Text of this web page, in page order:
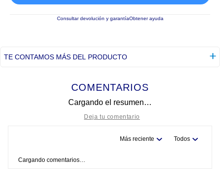
Consultar devolución y garantíaObtener ayuda
TE CONTAMOS MÁS DEL PRODUCTO
COMENTARIOS
Cargando el resumen…
Más reciente Todos
Cargando comentarios…